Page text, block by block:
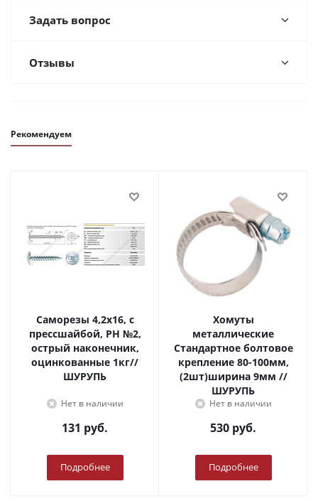
Задать вопрос
Отзывы
Рекомендуем
Саморезы 4,2х16, с
прессшайбой, PH №2,
острый наконечник,
оцинкованные 1кг//
ШУРУПЬ
Нет в наличии
131 руб.
Подробнее
Хомуты
металлические
Стандартное болтовое
крепление 80-100мм,
(2шт)ширина 9мм //
ШУРУПЬ
Нет в наличии
530 руб.
Подробнее